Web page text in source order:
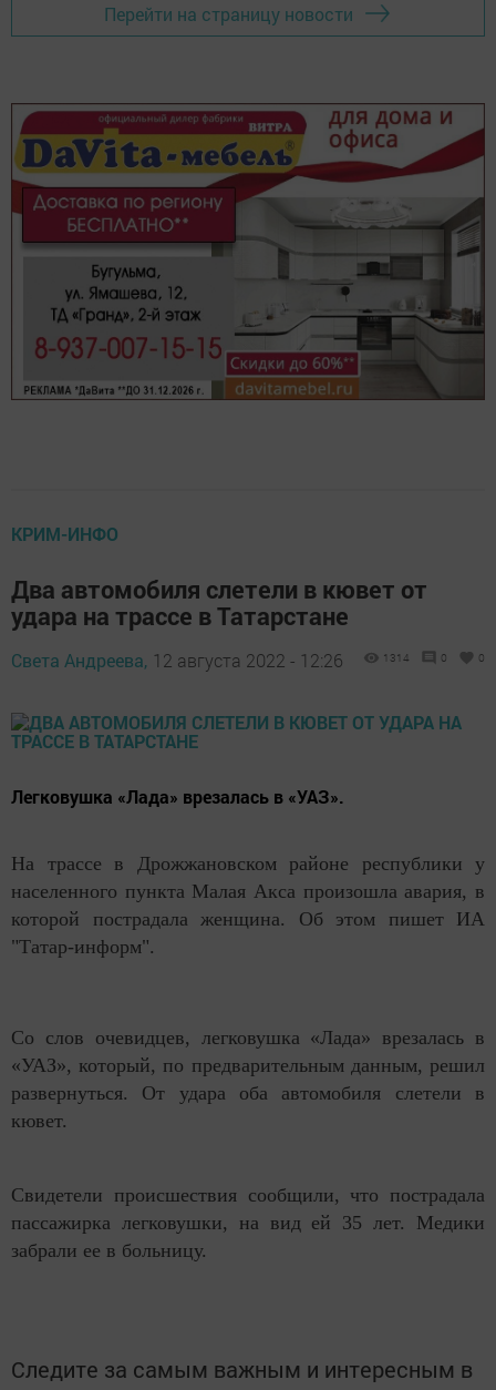
Перейти на страницу новости
КРИМ-ИНФО
Два автомобиля слетели в кювет от
удара на трассе в Татарстане
Света Андреева, 12 августа 2022 - 12:26 1314 0 0
Легковушка «Лада» врезалась в «УАЗ».
На трассе в Дрожжановском районе республики у
населенного пункта Малая Акса произошла авария, в
которой пострадала женщина. Об этом пишет ИА
"Татар-информ".
Со слов очевидцев, легковушка «Лада» врезалась в
«УАЗ», который, по предварительным данным, решил
развернуться. От удара оба автомобиля слетели в
кювет.
Свидетели происшествия сообщили, что пострадала
пассажирка легковушки, на вид ей 35 лет. Медики
забрали ее в больницу.
Следите за самым важным и интересным в